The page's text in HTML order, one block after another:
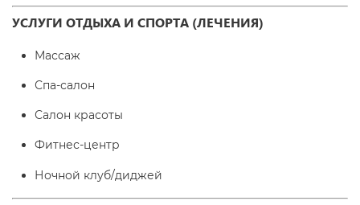
УСЛУГИ ОТДЫХА И СПОРТА (ЛЕЧЕНИЯ)
Массаж
Спа-салон
Салон красоты
Фитнес-центр
Ночной клуб/диджей